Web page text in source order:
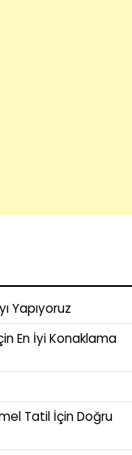
Yapıyoruz
En İyi Konaklama
Tatil İçin Doğru